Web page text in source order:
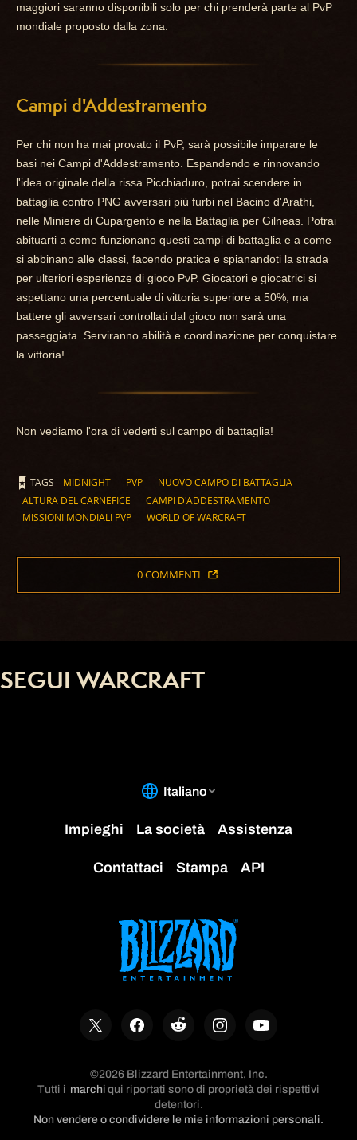
maggiori saranno disponibili solo per chi prenderà parte al PvP
mondiale proposto dalla zona.
Campi d'Addestramento
Per chi non ha mai provato il PvP, sarà possibile imparare le
basi nei Campi d'Addestramento. Espandendo e rinnovando
l'idea originale della rissa Picchiaduro, potrai scendere in
battaglia contro PNG avversari più furbi nel Bacino d'Arathi,
nelle Miniere di Cupargento e nella Battaglia per Gilneas. Potrai
abituarti a come funzionano questi campi di battaglia e a come
si abbinano alle classi, facendo pratica e spianandoti la strada
per ulteriori esperienze di gioco PvP. Giocatori e giocatrici si
aspettano una percentuale di vittoria superiore a 50%, ma
battere gli avversari controllati dal gioco non sarà una
passeggiata. Serviranno abilità e coordinazione per conquistare
la vittoria!
Non vediamo l'ora di vederti sul campo di battaglia!
TAGS MIDNIGHT PVP
NUOVO CAMPO DI BATTAGLIA
ALTURA DEL CARNEFICE
CAMPI D'ADDESTRAMENTO
MISSIONI MONDIALI PVP
WORLD OF WARCRAFT
0 COMMENTI
SEGUI WARCRAFT